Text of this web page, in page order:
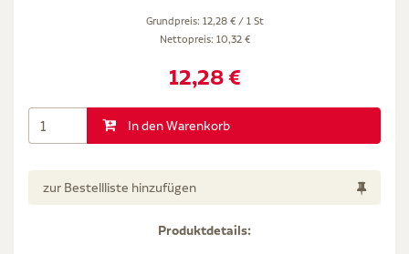
Grundpreis: 12,28 € / 1 St
Nettopreis: 10,32 €
12,28 €
In den Warenkorb
zur Bestellliste hinzufügen
Produktdetails: